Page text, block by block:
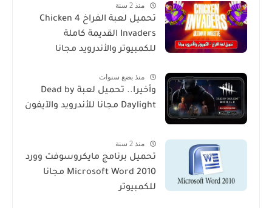
منذ 2 سنة
تحميل لعبة الفراخ 4 Chicken
Invaders القديمة كاملة
للكمبيوتر والأندرويد مجانا
منذ بضع سنوات
وأخيرا.. تحميل لعبة Dead by
Daylight مجانا للأندرويد والآيفون
منذ 2 سنة
تحميل برنامج مايكروسوفت وورد
2010 Microsoft Word مجانا
للكمبيوتر